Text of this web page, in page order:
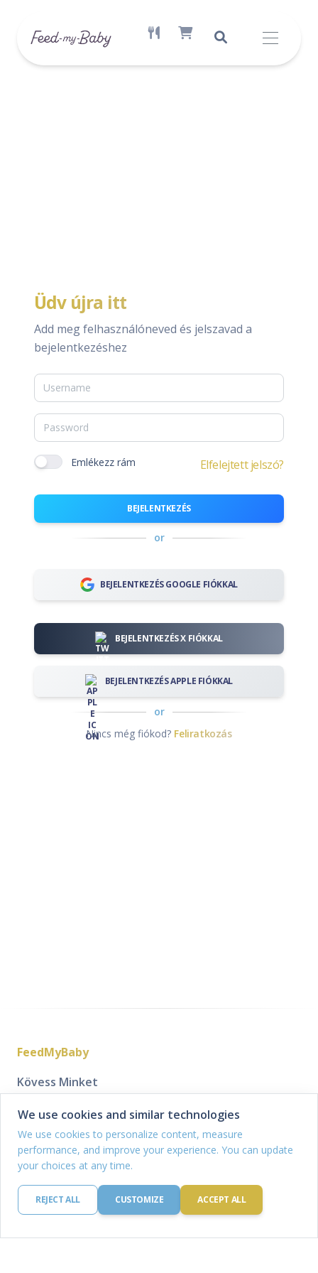
AKTÍV ÉTREND ELÉRHETŐ
SHOPPING CART ITEM COUNT
Üdv újra itt
Add meg felhasználóneved és jelszavad a
bejelentkezéshez
Emlékezz rám Elfelejtett jelszó?
BEJELENTKEZÉS
or
BEJELENTKEZÉS GOOGLE FIÓKKAL
BEJELENTKEZÉS X FIÓKKAL
BEJELENTKEZÉS APPLE FIÓKKAL
or
Nincs még fiókod? Feliratkozás
FeedMyBaby
Kövess Minket
Cég
Kik vagyunk
Legyél partner
Kapcsolat
Étkezési tervek és
receptek
Mentett étkezési terveim
Receptjeim
We use cookies and similar technologies
We use cookies to personalize content, measure
performance, and improve your experience. You can update
your choices at any time.
REJECT ALL CUSTOMIZE ACCEPT ALL